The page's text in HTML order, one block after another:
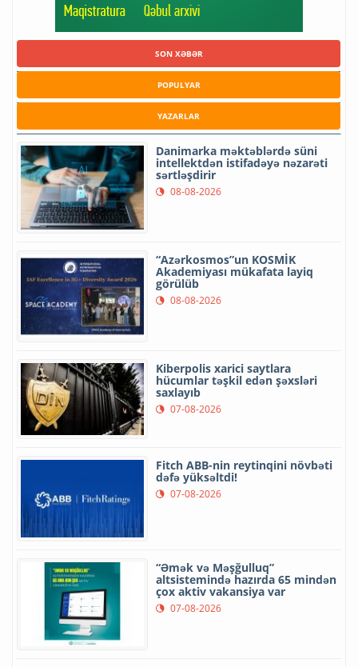
SON XƏBƏR
POPULYAR
YAZARLAR
Danimarka məktəblərdə süni
intellektdən istifadəyə nəzarəti
sərtləşdirir
08-08-2026
“Azərkosmos”un KOSMİK
Akademiyası mükafata layiq
görülüb
08-08-2026
Kiberpolis xarici saytlara
hücumlar təşkil edən şəxsləri
saxlayıb
07-08-2026
Fitch ABB-nin reytinqini növbəti
dəfə yüksəltdi!
07-08-2026
“Əmək və Məşğulluq”
altsistemində hazırda 65 mindən
çox aktiv vakansiya var
07-08-2026